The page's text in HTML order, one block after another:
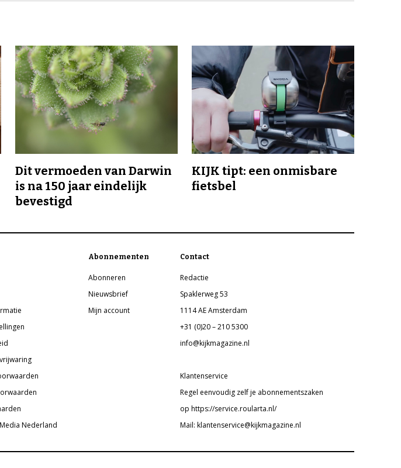
Dit vermoeden van Darwin
is na 150 jaar eindelijk
bevestigd
KIJK tipt: een onmisbare
fietsbel
Nederland
Abonnementen
Abonneren
Nieuwsbrief
Mijn account
Contact
Redactie
Spaklerweg 53
1114 AE Amsterdam
+31 (0)20 – 210 5300
info@kijkmagazine.nl
Klantenservice
Regel eenvoudig zelf je abonnementszaken
op https://service.roularta.nl/
Mail: klantenservice@kijkmagazine.nl